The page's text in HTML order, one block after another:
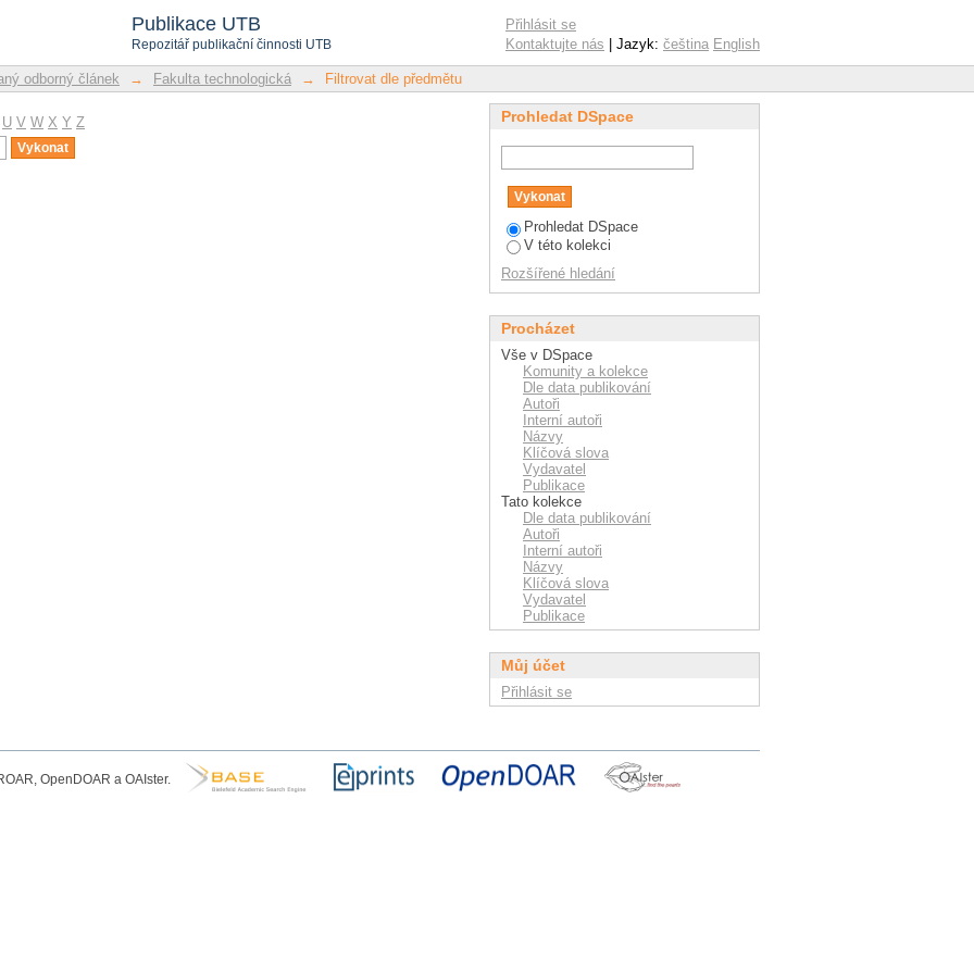
Publikace UTB
Repozitář publikační činnosti UTB
Přihlásit se
Kontaktujte nás | Jazyk: čeština English
odborný článek → Fakulta technologická → Filtrovat dle předmětu
U V W X Y Z
Prohledat DSpace
Prohledat DSpace
V této kolekci
Rozšířené hledání
Procházet
Vše v DSpace
Komunity a kolekce
Dle data publikování
Autoři
Interní autoři
Názvy
Klíčová slova
Vydavatel
Publikace
Tato kolekce
Dle data publikování
Autoři
Interní autoři
Názvy
Klíčová slova
Vydavatel
Publikace
Můj účet
Přihlásit se
OpenDOAR a OAIster.